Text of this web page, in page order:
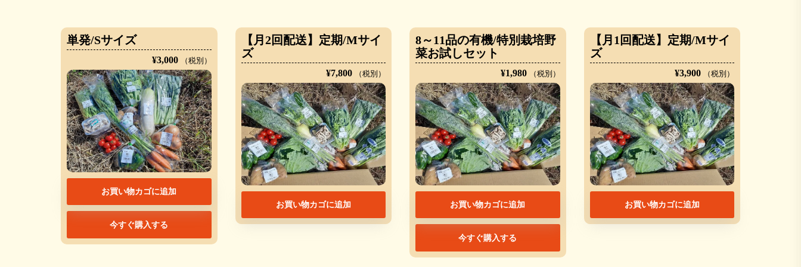
単発/Sサイズ
¥3,000 （税別）
【月2回配送】定期/Mサイ
ズ
¥7,800 （税別）
8～11品の有機/特別栽培野
菜お試しセット
¥1,980 （税別）
【月1回配送】定期/Mサイ
ズ
¥3,900 （税別）